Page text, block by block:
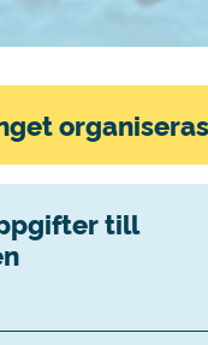
till